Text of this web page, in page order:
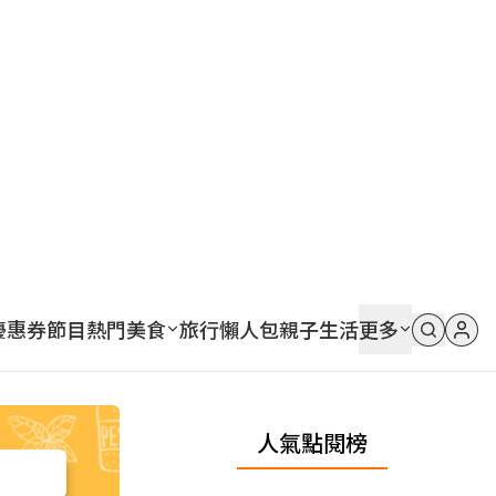
惠券節目熱門美食 旅行懶人包親子生活更多
人氣點閱榜